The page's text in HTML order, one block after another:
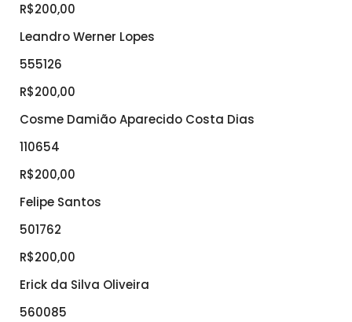
R$200,00
Leandro Werner Lopes
555126
R$200,00
Cosme Damião Aparecido Costa Dias
110654
R$200,00
Felipe Santos
501762
R$200,00
Erick da Silva Oliveira
560085